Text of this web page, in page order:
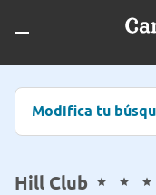
Modifica tu
Hill Club